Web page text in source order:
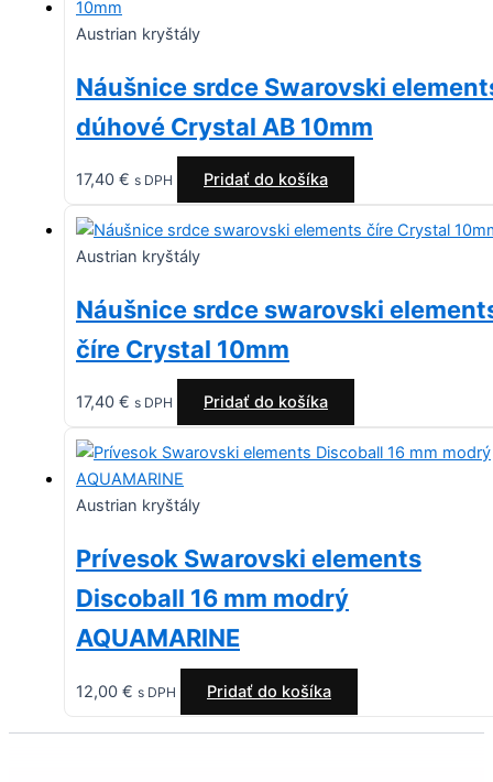
Austrian kryštály
Náušnice srdce Swarovski
dúhové Crystal AB 10mm
17,40 € s DPH Pridať do košíka
Austrian kryštály
Náušnice srdce swarovski
číre Crystal 10mm
17,40 € s DPH Pridať do košíka
Austrian kryštály
Prívesok Swarovski elements
Discoball 16 mm modrý
AQUAMARINE
12,00 € s DPH Pridať do košíka